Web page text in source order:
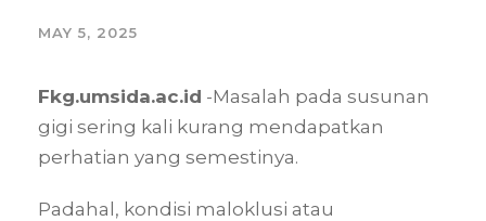
MAY 5, 2025
Fkg.umsida.ac.id -Masalah pada susunan
gigi sering kali kurang mendapatkan
perhatian yang semestinya.
Padahal, kondisi maloklusi atau